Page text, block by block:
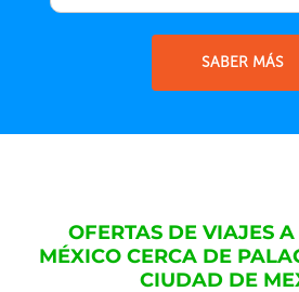
SABER MÁS
OFERTAS DE VIAJES
MÉXICO CERCA DE
CIUDAD DE